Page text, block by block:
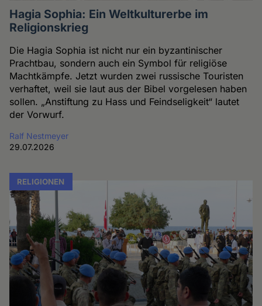
Hagia Sophia: Ein Weltkulturerbe im
Religionskrieg
Die Hagia Sophia ist nicht nur ein byzantinischer
Prachtbau, sondern auch ein Symbol für religiöse
Machtkämpfe. Jetzt wurden zwei russische Touristen
verhaftet, weil sie laut aus der Bibel vorgelesen haben
sollen. „Anstiftung zu Hass und Feindseligkeit“ lautet
der Vorwurf.
Ralf Nestmeyer
29.07.2026
RELIGIONEN